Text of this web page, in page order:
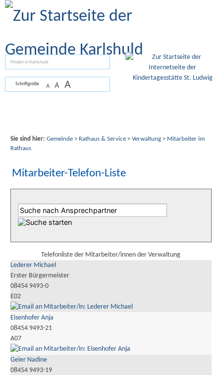
Zum Inhalt
Schriftgröße A A A
Sie sind hier: Gemeinde> Rathaus & Service> Verwaltung> Mitarbeiter im
Rathaus
Mitarbeiter-Telefon-Liste
Telefonliste der Mitarbeiter/innen der Verwaltung
Lederer Michael
Erster Bürgermeister
08454 9493-0
E02
Eisenhofer Anja
08454 9493-21
A07
Geier Nadine
08454 9493-19